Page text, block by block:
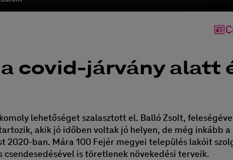
covid-járvány alatt
lehetőséget szalasztott el. Balló Zsolt,
akik jó időben voltak jó helyen, de még inkább a
ban. Mára 100 Fejér megyei település lakóit
is töretlenek növekedési terveik.